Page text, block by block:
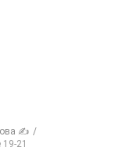
✍
21